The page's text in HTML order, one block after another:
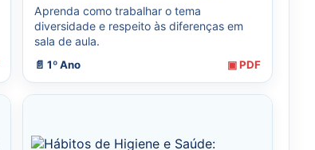
Aprenda como trabalhar o tema
diversidade e respeito às diferenças em
sala de aula.
📄 1º Ano ▣ PDF